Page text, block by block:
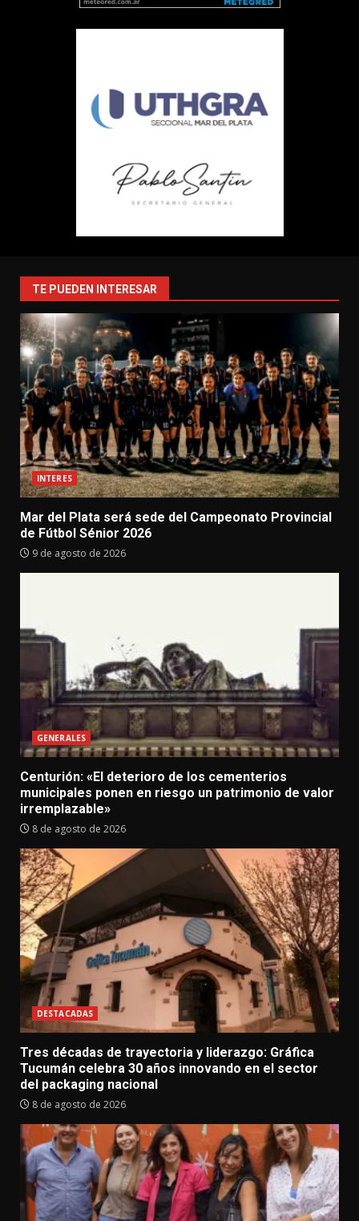
TE PUEDEN INTERESAR
INTERES
Mar del Plata será sede del Campeonato Provincial
de Fútbol Sénior 2026
9 de agosto de 2026
GENERALES
Centurión: «El deterioro de los cementerios
municipales ponen en riesgo un patrimonio de valor
irremplazable»
8 de agosto de 2026
DESTACADAS
Tres décadas de trayectoria y liderazgo: Gráfica
Tucumán celebra 30 años innovando en el sector
del packaging nacional
8 de agosto de 2026